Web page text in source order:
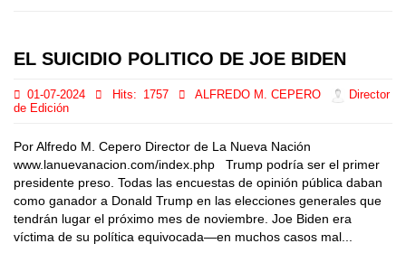
EL SUICIDIO POLITICO DE JOE BIDEN
01-07-2024 Hits: 1757 ALFREDO M. CEPERO
Director
de Edición
Por Alfredo M. Cepero Director de La Nueva Nación
www.lanuevanacion.com/index.php Trump podría ser el primer
presidente preso. Todas las encuestas de opinión pública daban
como ganador a Donald Trump en las elecciones generales que
tendrán lugar el próximo mes de noviembre. Joe Biden era
víctima de su política equivocada—en muchos casos mal...